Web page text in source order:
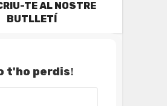
TE AL NOSTRE
BUTLLETÍ
t'ho perdis!